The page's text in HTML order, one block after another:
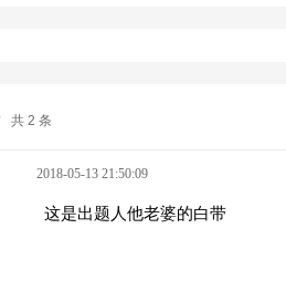
共 2 条
2018-05-13 21:50:09
这是出题人他老婆的白带